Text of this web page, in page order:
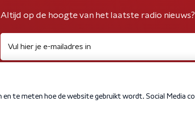
Altijd op de hoogte van het laatste radio nieuws?